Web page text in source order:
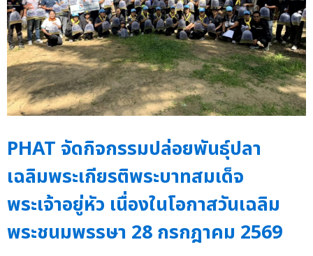
PHAT จัดกิจกรรมปล่อยพันธุ์ปลา
เฉลิมพระเกียรติพระบาทสมเด็จ
พระเจ้าอยู่หัว เนื่องในโอกาสวันเฉลิม
พระชนมพรรษา 28 กรกฎาคม 2569